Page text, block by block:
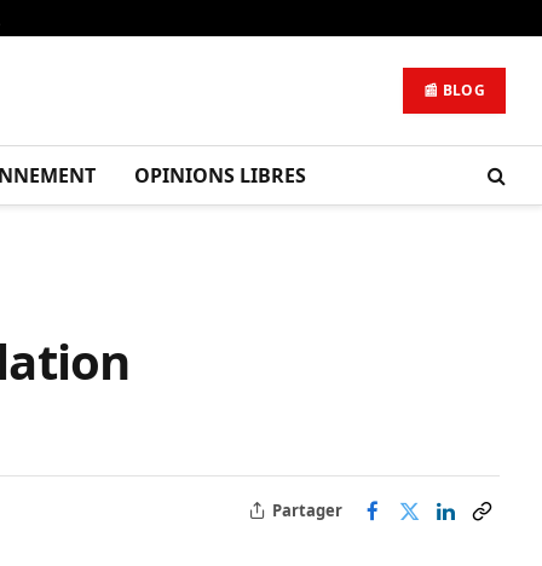
📰 BLOG
OPINIONS LIBRES
Partager